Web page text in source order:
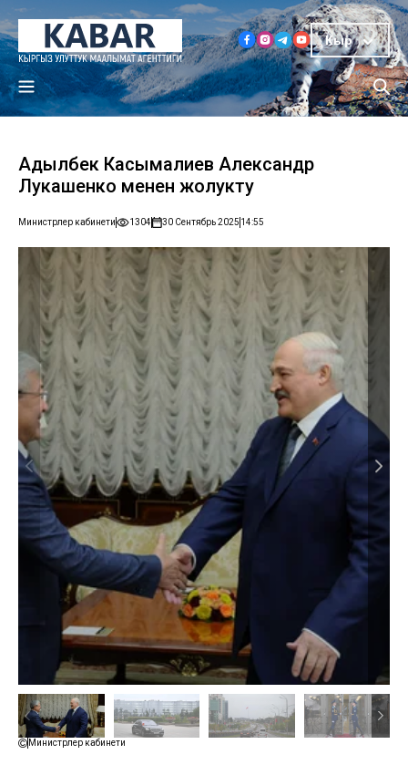
Кыр
Адылбек Касымалиев Александр
Лукашенко менен жолукту
Министрлер кабинети 1304 30 Сентябрь 2025 14:55
Министрлер кабинети